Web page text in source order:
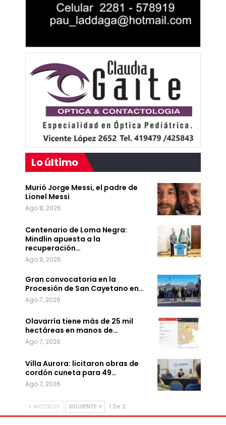
Lo último
Murió Jorge Messi, el padre de
Lionel Messi
Ago 8, 2026
Centenario de Loma Negra:
Mindlin apuesta a la
recuperación…
Ago 8, 2026
Gran convocatoria en la
Procesión de San Cayetano en…
Ago 7, 2026
Olavarría tiene más de 25 mil
hectáreas en manos de…
Ago 7, 2026
Villa Aurora: licitaron obras de
cordón cuneta para 49…
Ago 7, 2026
ANTERIOR SIGUIENTE 1 De 2